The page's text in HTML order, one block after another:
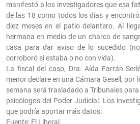
manifestó a los investigadores que esa
de las 18 como todos los días y
diez meses en el patio delantero. Al
hermana en medio de un charco de
casa para dar aviso de lo sucedido
corroboró si estaba o no con vida).
La fiscal del caso, Dra. Aída Farrán
menor declare en una Cámara Gesell, por
semana será trasladado a Tribunales
psicólogos del Poder Judicial. Los
que podría aportar más datos.
Fuente: El Liberal.